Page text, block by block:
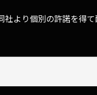
より個別の許諾を得て